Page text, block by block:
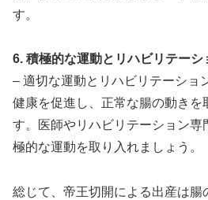
す。
6. 積極的な運動とリハビリテーシ
– 適切な運動とリハビリテーショ
健康を促進し、正常な腸の動きを
す。医師やリハビリテーション専
極的な運動を取り入れましょう。
総じて、帝王切開による出産は腸